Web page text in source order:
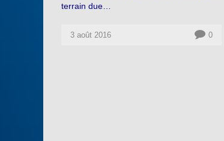
terrain due…
3 août 2016 0